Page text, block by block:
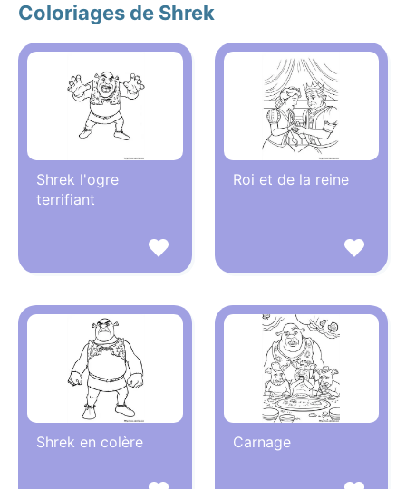
Coloriages de Shrek
Shrek l'ogre
terrifiant
Roi et de la reine
Shrek en colère Carnage